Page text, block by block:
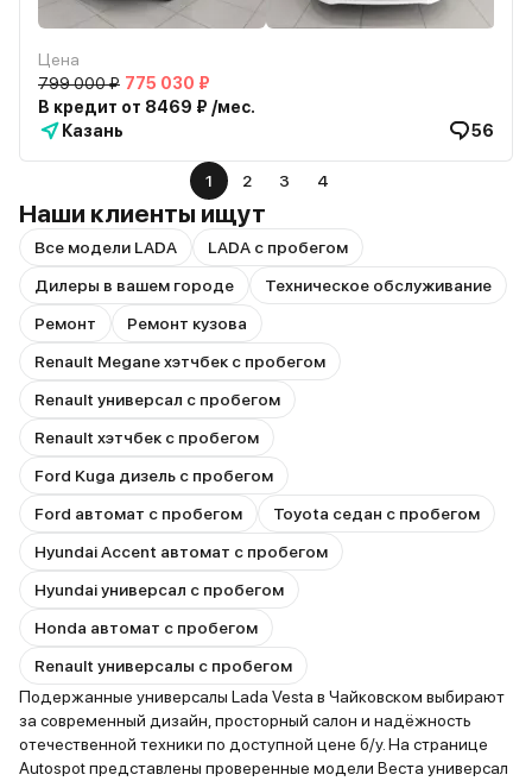
Цена
799 000 ₽ 775 030 ₽
В кредит от 8469 ₽ /мес.
Казань
56
1 2 3 4
Наши клиенты ищут
Все модели LADA
LADA с пробегом
Дилеры в вашем городе
Техническое обслуживание
Ремонт
Ремонт кузова
Renault Megane хэтчбек с пробегом
Renault универсал с пробегом
Renault хэтчбек с пробегом
Ford Kuga дизель с пробегом
Ford автомат с пробегом
Toyota седан с пробегом
Hyundai Accent автомат с пробегом
Hyundai универсал с пробегом
Honda автомат с пробегом
Renault универсалы с пробегом
Подержанные универсалы Lada Vesta в Чайковском выбирают
за современный дизайн, просторный салон и надёжность
отечественной техники по доступной цене б/у. На странице
Autospot представлены проверенные модели Веста универсал